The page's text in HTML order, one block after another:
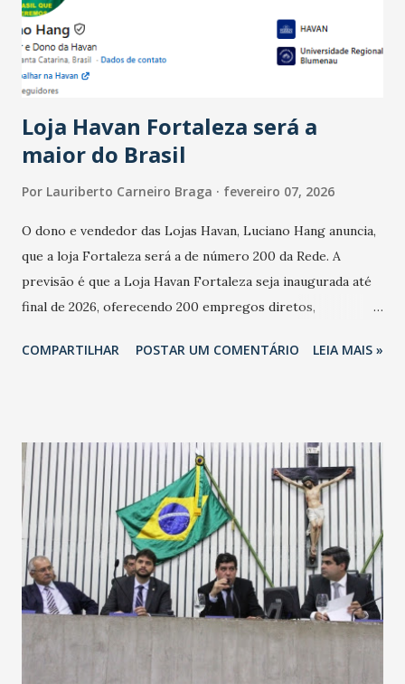
estabelecimentos no prejuízo ficou em 19%, pouco abaixo
do observado no mês anterior. Outros 1% não existiam em
novembro. Em relação a outubro, o faturamento também
cresceu. De acordo com a pesquisa, 44% dos n...
Loja Havan Fortaleza será a
maior do Brasil
Por Lauriberto Carneiro Braga fevereiro 07, 2026
O dono e vendedor das Lojas Havan, Luciano Hang anuncia,
que a loja Fortaleza será a de número 200 da Rede. A
previsão é que a Loja Havan Fortaleza seja inaugurada até
final de 2026, oferecendo 200 empregos diretos,
Havan Fortaleza ainda não foi anunciada oficialmente, mas
COMPARTILHAR POSTAR UM COMENTÁRIO LEIA MAIS »